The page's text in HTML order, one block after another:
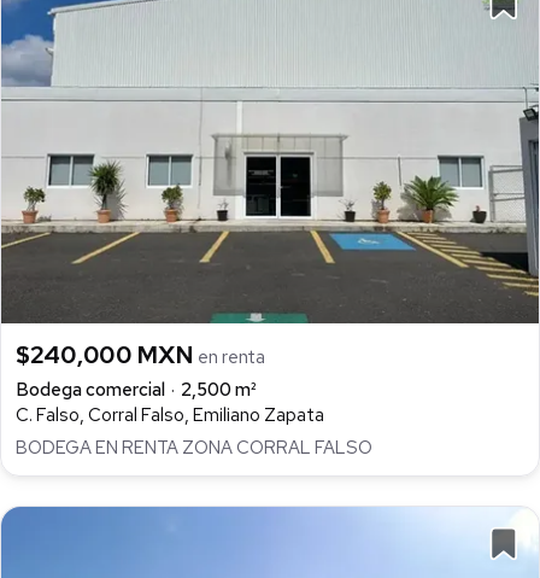
$240,000 MXN en renta
Bodega comercial
2,500 m²
C. Falso, Corral Falso, Emiliano Zapata
BODEGA EN RENTA ZONA CORRAL FALSO